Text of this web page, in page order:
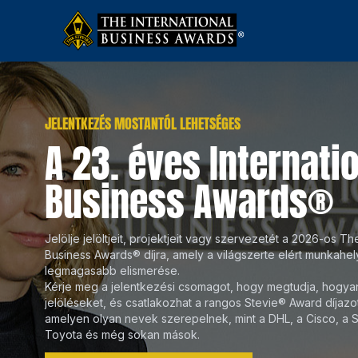
JELENTKEZÉS MOSTANTÓL LEHETSÉGES
A 23. éves
Business Awards®
Jelölje jelöltjeit, projektjeit vagy szervezetét a 2026-os
Business Awards® díjra, amely a világszerte elért
legmagasabb elismerése.
Kérje meg a jelentkezési csomagot, hogy megtudja,
jelöléseket, és csatlakozhat a rangos Stevie® Award
amelyen olyan nevek szerepelnek, mint a DHL, a Cisco, a
Toyota és még sokan mások.
13 AUG
MEGKEZDŐDÖTT A
11 SEP
A PEOPLE'S CHOICE STEVIE AWARDS